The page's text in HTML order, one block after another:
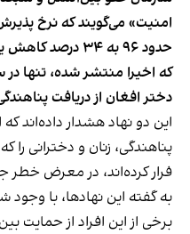
امنیت» می‌گویند که نرخ پذیرش
حدود ۹۶ به ۳۴
دختر افغان از دریافت
این دو نهاد هشدار داده‌اند
پناهندگی، زنان و دخترانی را
فرار کرده‌اند، در معرض خطر
به گفته این نهادها، با
برخی از این افراد از حمایت